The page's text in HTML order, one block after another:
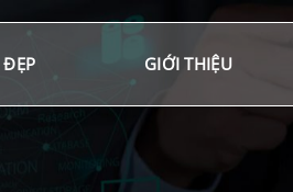
ĐẸP GIỚI THIỆU